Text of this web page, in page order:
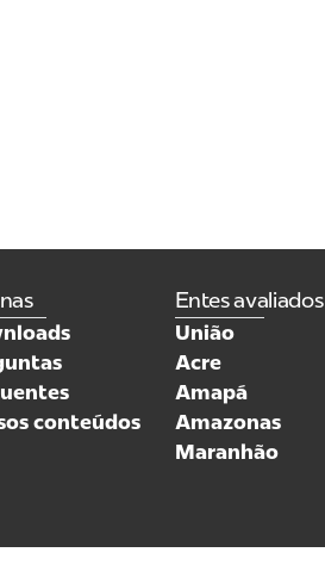
conteúdos
Entes avaliados
União
Acre
Amapá
Amazonas
Maranhão